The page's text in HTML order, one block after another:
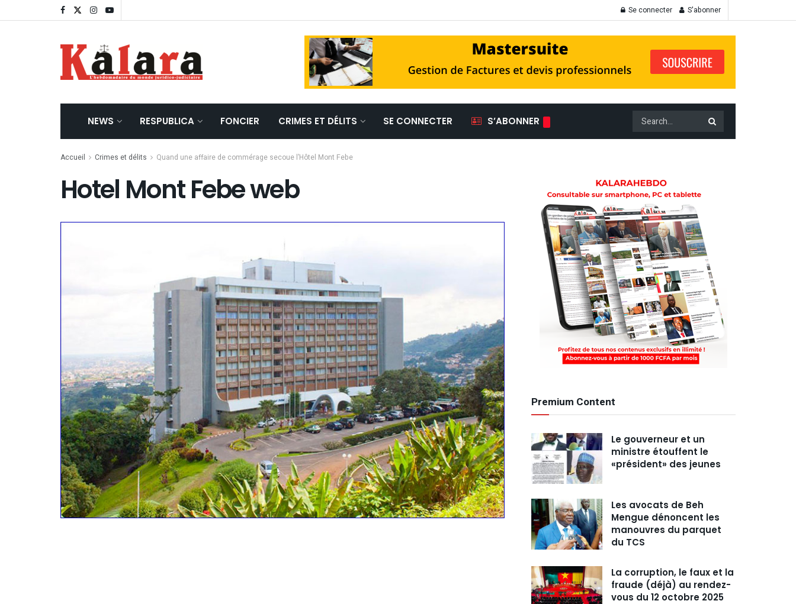
Se connecter S'abonner
NEWS RESPUBLICA FONCIER CRIMES ET DÉLITS SE CONNECTER S’ABONNER
Accueil Crimes et délits Quand une affaire de commérage secoue l’Hôtel Mont Febe
Hotel Mont Febe web
Premium Content
Le gouverneur et un
ministre étouffent le
«président» des jeunes
Les avocats de Beh
Mengue dénoncent les
manouvres du parquet
du TCS
La corruption, le faux et la
fraude (déjà) au rendez-
vous du 12 octobre 2025